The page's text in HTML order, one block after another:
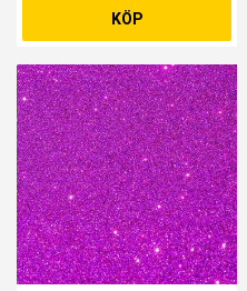
KÖP